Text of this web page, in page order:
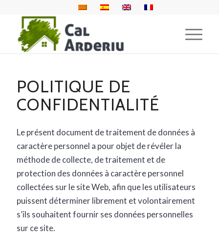
POLITIQUE DE
CONFIDENTIALITÉ
Le présent document de traitement de données à
caractère personnel a pour objet de révéler la
méthode de collecte, de traitement et de
protection des données à caractère personnel
collectées sur le site Web, afin que les utilisateurs
puissent déterminer librement et volontairement
s’ils souhaitent fournir ses données personnelles
sur ce site.